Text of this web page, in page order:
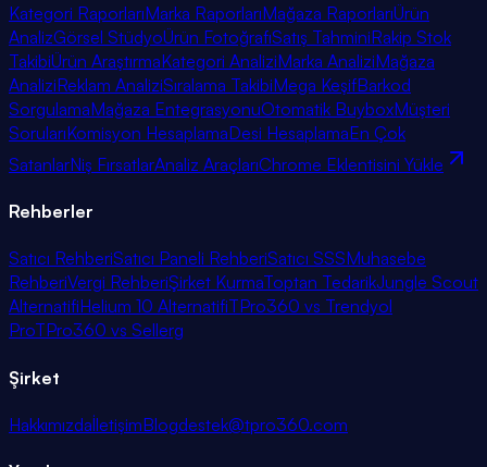
Kategori RaporlarıMarka RaporlarıMağaza RaporlarıÜrün
AnalizGörsel StüdyoÜrün FotoğrafıSatış TahminiRakip Stok
TakibiÜrün AraştırmaKategori AnaliziMarka AnaliziMağaza
AnaliziReklam AnaliziSıralama TakibiMega KeşifBarkod
SorgulamaMağaza EntegrasyonuOtomatik BuyboxMüşteri
SorularıKomisyon HesaplamaDesi HesaplamaEn Çok
SatanlarNiş FırsatlarAnaliz AraçlarıChrome Eklentisini Yükle
Rehberler
Satıcı RehberiSatıcı Paneli RehberiSatıcı SSSMuhasebe
RehberiVergi RehberiŞirket KurmaToptan TedarikJungle Scout
AlternatifiHelium 10 AlternatifiTPro360 vs Trendyol
ProTPro360 vs Sellerg
Şirket
HakkımızdaİletişimBlogdestek@tpro360.com